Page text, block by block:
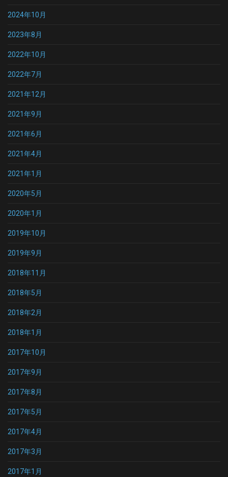
2024年10月
2023年8月
2022年10月
2022年7月
2021年12月
2021年9月
2021年6月
2021年4月
2021年1月
2020年5月
2020年1月
2019年10月
2019年9月
2018年11月
2018年5月
2018年2月
2018年1月
2017年10月
2017年9月
2017年8月
2017年5月
2017年4月
2017年3月
2017年1月